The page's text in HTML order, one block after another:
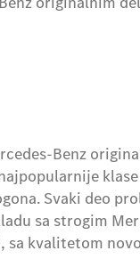
Benz
Svaki deo
sa strogim
sa kvalitetom